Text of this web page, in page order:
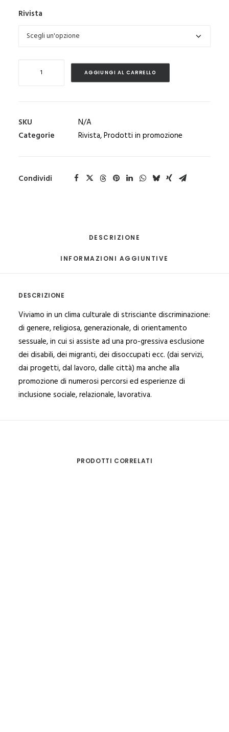
Rivista
Pedagogika_XVIII_4-
Inclusione/esclusione
AGGIUNGI AL CARRELLO
SKU
N/A
Categorie
Rivista,Prodotti in promozione
Condividi
DESCRIZIONE
INFORMAZIONI AGGIUNTIVE
DESCRIZIONE
Viviamo in un clima culturale di strisciante discriminazione:
di genere, religiosa, generazionale, di orientamento
sessuale, in cui si assiste ad una pro-gressiva esclusione
dei disabili, dei migranti, dei disoccupati ecc. (dai servizi,
dai progetti, dal lavoro, dalle città) ma anche alla
promozione di numerosi percorsi ed esperienze di
inclusione sociale, relazionale, lavorativa.
PRODOTTI CORRELATI